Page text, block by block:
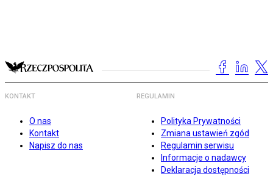
KONTAKT
O nas
Kontakt
Napisz do nas
REGULAMIN
Polityka Prywatności
Zmiana ustawień zgód
Regulamin serwisu
Informacje o nadawcy
Deklaracja dostępności